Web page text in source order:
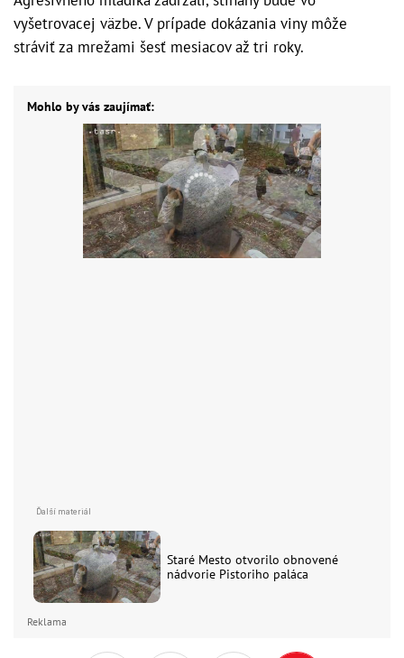
vyšetrovacej väzbe. V prípade dokázania viny môže
stráviť za mrežami šesť mesiacov až tri roky.
Mohlo by vás zaujímať:
Staré Mesto otvorilo obnovené
nádvorie Pistoriho paláca
Reklama